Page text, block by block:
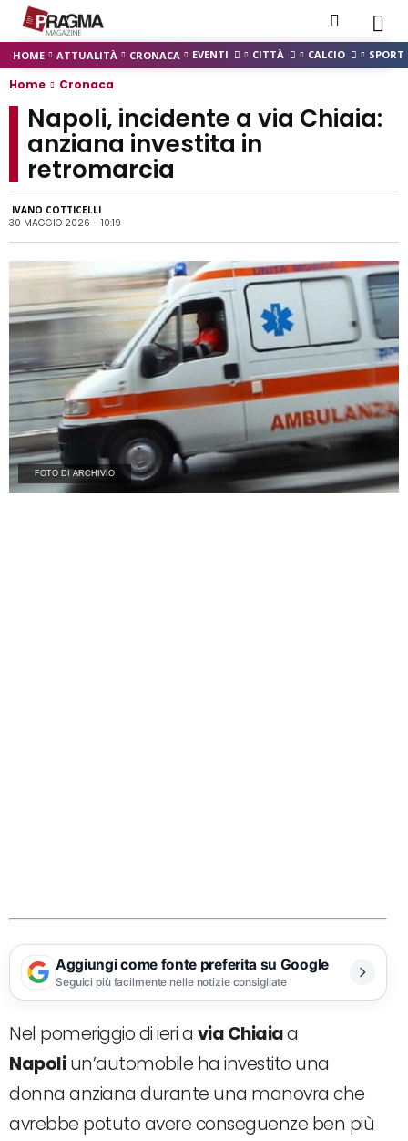
HOME ATTUALITÀ CRONACA EVENTI CITTÀ CALCIO SPORT
Home Cronaca
Napoli, incidente a via Chiaia:
anziana investita in
retromarcia
IVANO COTTICELLI
30 MAGGIO 2026 - 10:19
FOTO DI ARCHIVIO
Aggiungi come fonte preferita su Google
Seguici più facilmente nelle notizie consigliate
Nel pomeriggio di ieri a via Chiaiaa
Napoliun’automobile ha investito una
donna anziana durante una manovra che
avrebbe potuto avere conseguenze ben più